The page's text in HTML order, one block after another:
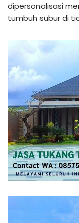
dipersonalisasi
tumbuh subur di